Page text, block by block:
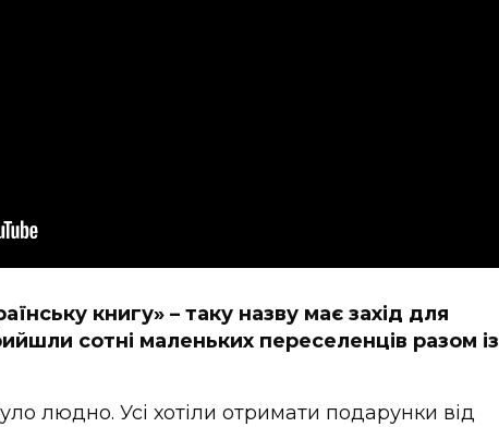
книгу» – таку назву має захід для
сотні маленьких переселенців разом із
людно. Усі хотіли отримати подарунки від